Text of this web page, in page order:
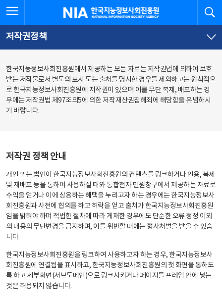
문
로
가
체
뉴
바
가
한국지능정보사회진흥원
저작권정책
한국지능정보사회진흥원에서 제공하는 모든 자료는 저작권법에 의하여 보호
받는 저작물로서 별도의 표시 도는 출처를 명시한 경우를 제외하고는 원칙적으
로 한국지능정보사회진흥원에 저작권이 있으며 이를 무단 복제, 배포하는 경
우에는 저작권법 제97조의5에 의한 저작재산권침해죄에 해당함을 유념하시
기 바랍니다.
저작권 정책 안내
개인 또는 법인이 한국지능정보사회진흥원의 컨텐츠를 링크하거나 인용, 복제
및 재배포 등을 통하여 사용하실 때와 통합전자 민원창구에서 제공하는 자료로
수익을 얻거나 이에 상응하는 혜택을 누리고자 하는 경우에는 한국지능정보사
회진흥원과 사전에 협의를 하고 허락을 얻고 출처가 한국지능정보사회진흥원
임을 밝혀야 하며 적법한 절차에 따라 게재한 경우에도 단순한 오류 정정 이외
의 내용의 무단변경을 금지하며, 이를 위반할 때에는 형사처벌을 받을 수 있습
니다.
한국지능정보사회진흥원을 링크하여 사용하고자 하는 경우, 한국지능정보사
회진흥원에 연결됨을 표시하고, 한국지능정보사회진흥원의 첫 화면을 통하도
록 하고 세부화면(서브도메인)으로 링크시키거나 페이지를 프레임 안에 넣는
것은 허용되지 않습니다.